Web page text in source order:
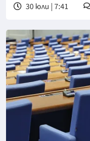
30 юли | 7:41